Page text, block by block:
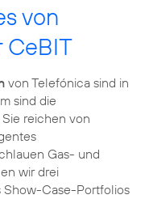
von
CeBIT
von Telefónica sind in
sind die
reichen von
Gas- und
wir drei
Show-Case-Portfolios